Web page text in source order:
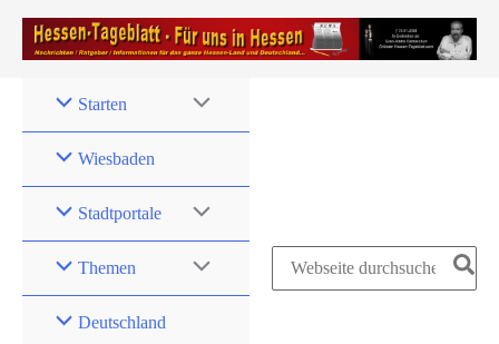
Zum
Inhalt
Starten
Wiesbaden
Stadtportale
Themen
Deutschland
Search